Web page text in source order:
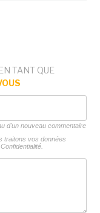
TANT QUE
d'un nouveau commentaire
traitons vos données